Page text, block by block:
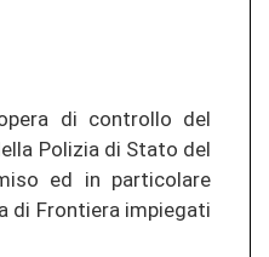
di controllo del
Polizia di Stato del
ed in particolare
di Frontiera impiegati